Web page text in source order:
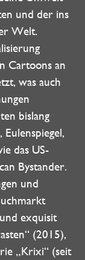
und der ins
Welt.
Cartoons an
was auch
bislang
das US-
Bystander.
und
exquisit
(2015),
„Krixi“ (seit